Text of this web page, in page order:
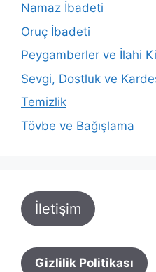
Namaz İbadeti
Oruç İbadeti
Peygamberler ve İlahi
Sevgi, Dostluk ve
Temizlik
Tövbe ve Bağışlama
İletişim
Gizlilik Politikası